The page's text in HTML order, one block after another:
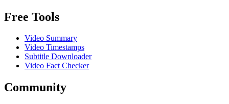
Free Tools
Video Summary
Video Timestamps
Subtitle Downloader
Video Fact Checker
Community